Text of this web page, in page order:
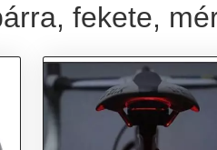
fekete,